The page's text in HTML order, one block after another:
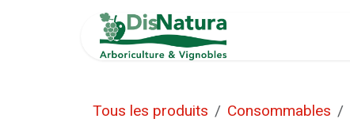
Se rendre au contenu
Tous les produits Consommables